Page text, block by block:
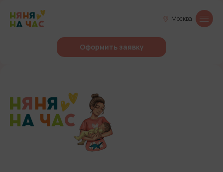
Москва
Оформить заявку